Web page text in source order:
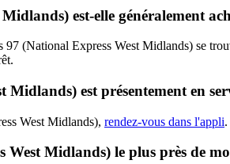
est-elle généralement
97 (National Express West Midlands) se
Midlands) est présentement en
West Midlands), rendez-vous dans l'appli.
West Midlands) le plus près de